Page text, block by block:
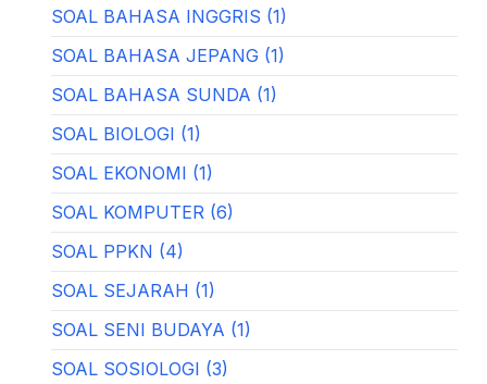
SOAL BAHASA INGGRIS (1)
SOAL BAHASA JEPANG (1)
SOAL BAHASA SUNDA (1)
SOAL BIOLOGI (1)
SOAL EKONOMI (1)
SOAL KOMPUTER (6)
SOAL PPKN (4)
SOAL SEJARAH (1)
SOAL SENI BUDAYA (1)
SOAL SOSIOLOGI (3)